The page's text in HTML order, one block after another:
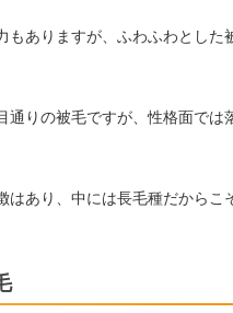
もありますが、ふわふわとし
通りの被毛ですが、性格面で
はあり、中には長毛種だから